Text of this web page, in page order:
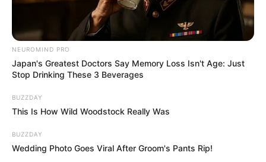
NEUROMIND PRO
Japan's Greatest Doctors Say Memory Loss Isn't Age: Just
Stop Drinking These 3 Beverages
BUZZDAY
This Is How Wild Woodstock Really Was
BUZZDAY
Wedding Photo Goes Viral After Groom's Pants Rip!